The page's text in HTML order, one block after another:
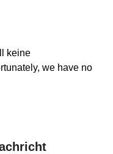
keine
we have no